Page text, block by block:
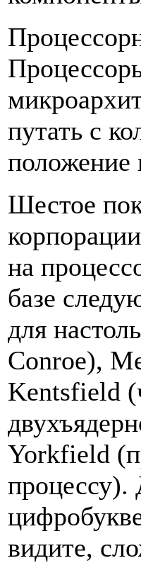
путать с
Шестое
на
базе
для
Conroe),
Kentsfield
Yorkfield
процессу).
видите,